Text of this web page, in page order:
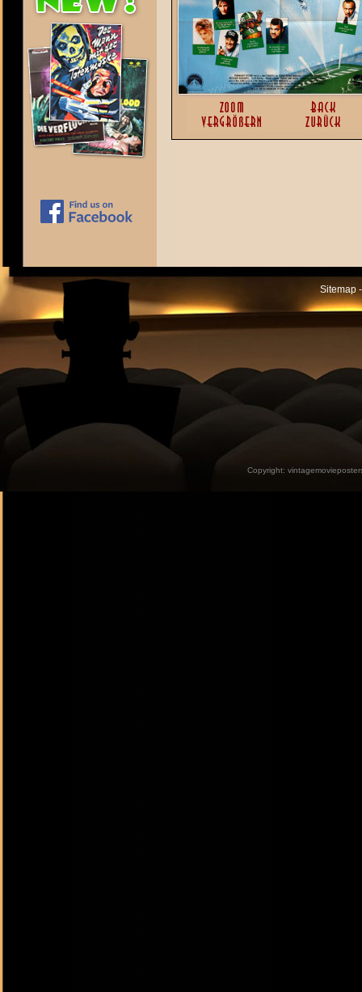
Sitemap
Copyright: